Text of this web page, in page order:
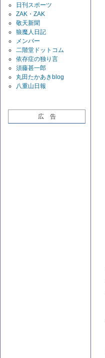
日刊スポーツ
ZAK・ZAK
敬天新聞
狼魔人日記
メンバー
二階堂ドットコム
依存症の独り言
須藤甚一郎
丸田たかあきblog
八重山日報
広 告